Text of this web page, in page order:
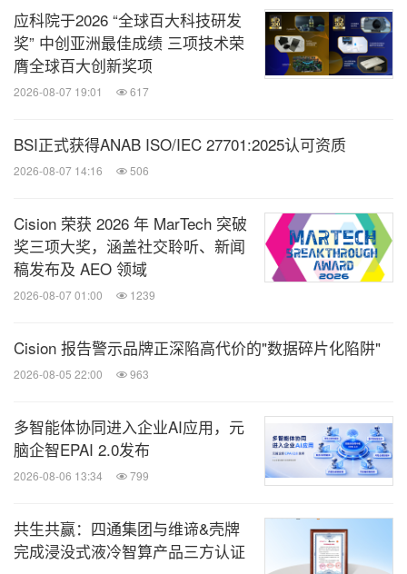
应科院于2026 “全球百大科技研发
奖” 中创亚洲最佳成绩 三项技术荣
膺全球百大创新奖项
2026-08-07 19:01 617
BSI正式获得ANAB ISO/IEC 27701:2025认可资质
2026-08-07 14:16 506
Cision 荣获 2026 年 MarTech 突破
奖三项大奖，涵盖社交聆听、新闻
稿发布及 AEO 领域
2026-08-07 01:00 1239
Cision 报告警示品牌正深陷高代价的"数据碎片化陷阱"
2026-08-05 22:00 963
多智能体协同进入企业AI应用，元
脑企智EPAI 2.0发布
2026-08-06 13:34 799
共生共赢：四通集团与维谛&壳牌
完成浸没式液冷智算产品三方认证